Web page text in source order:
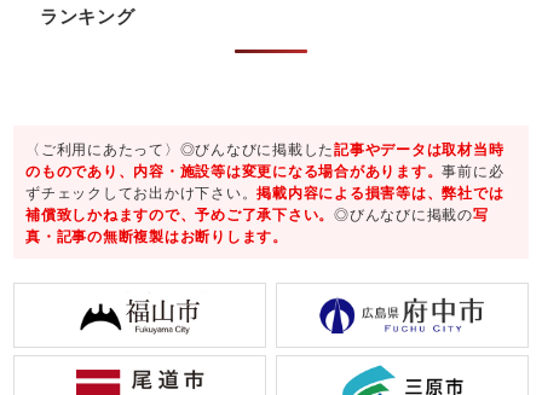
ランキング
〈ご利用にあたって〉◎びんなびに掲載した記事やデータは取材当時
のものであり、内容・施設等は変更になる場合があります。事前に必
ずチェックしてお出かけ下さい。掲載内容による損害等は、弊社では
補償致しかねますので、予めご了承下さい。◎びんなびに掲載の写
真・記事の無断複製はお断りします。